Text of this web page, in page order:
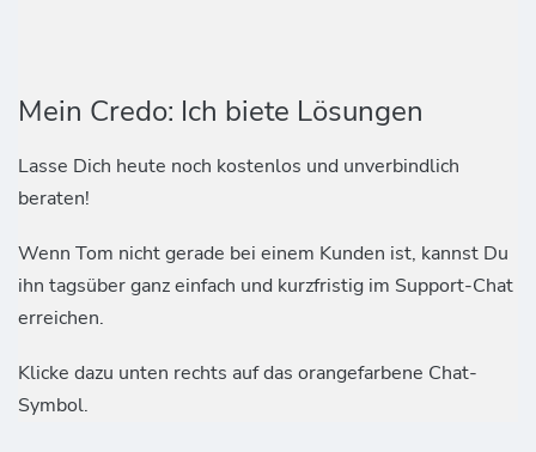
Mein Credo: Ich biete Lösungen
Lasse Dich heute noch kostenlos und unverbindlich
beraten!
Wenn Tom nicht gerade bei einem Kunden ist, kannst Du
ihn tagsüber ganz einfach und kurzfristig im Support-Chat
erreichen.
Klicke dazu unten rechts auf das orangefarbene Chat-
Symbol.